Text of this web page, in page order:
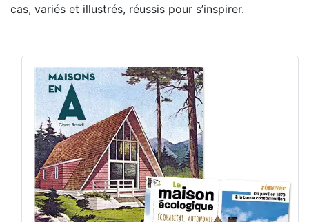
cas, variés et illustrés, réussis pour s’inspirer.